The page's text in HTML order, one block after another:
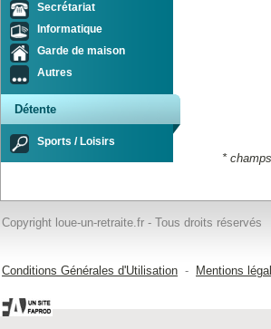
Secrétariat
Informatique
Garde de maison
Autres
Détente
Sports / Loisirs
*
Copyright loue-un-retraite.fr - Tous droits réservés
Conditions Générales d'Utilisation - Mentions